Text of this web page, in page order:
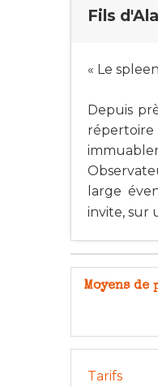
Fils
« Le
Depuis
répertoire
large
invite, sur
Moyens de
Tarifs